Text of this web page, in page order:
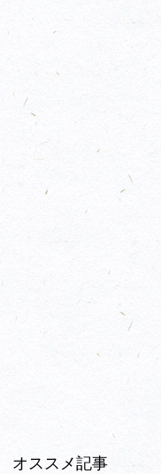
オススメ記事